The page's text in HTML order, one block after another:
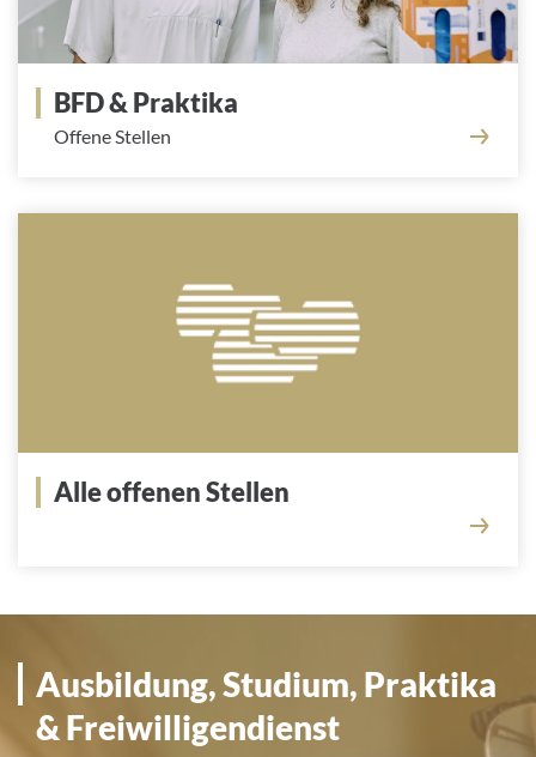
BFD & Praktika
Offene Stellen
Alle offenen Stellen
Ausbildung, Studium, Praktika
& Freiwilligendienst